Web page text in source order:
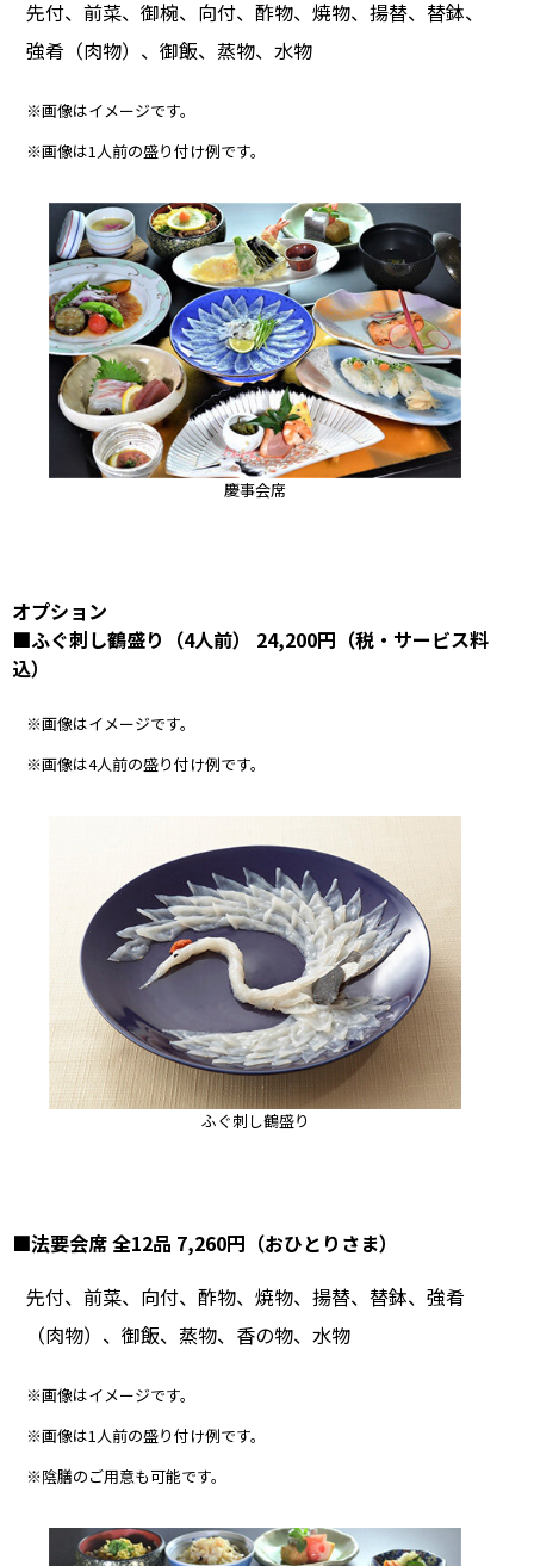
先付、前菜、御椀、向付、酢物、焼物、揚替、替鉢、
強肴（肉物）、御飯、蒸物、水物
※画像はイメージです。
※画像は1人前の盛り付け例です。
慶事会席
オプション
■ふぐ刺し鶴盛り（4人前） 24,200円（税・サービス料
込）
※画像はイメージです。
※画像は4人前の盛り付け例です。
ふぐ刺し鶴盛り
■法要会席 全12品 7,260円（おひとりさま）
先付、前菜、向付、酢物、焼物、揚替、替鉢、強肴
（肉物）、御飯、蒸物、香の物、水物
※画像はイメージです。
※画像は1人前の盛り付け例です。
※陰膳のご用意も可能です。